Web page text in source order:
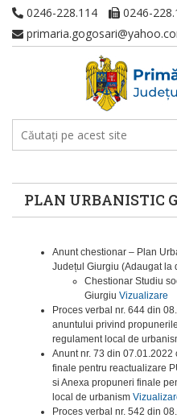
0246-228.114
0246-
PLAN URBANISTIC
Anunt chestionar – Plan
Județul Giurgiu (Adaugat la
Chestionar Studiu
Giurgiu Vizualizare
Proces verbal nr. 644 din
anuntului privind
regulament local de
Anunt nr. 73 din
finale pentru reactualizare
si Anexa propuneri finale
local de urbanism
Proces verbal nr. 542 din